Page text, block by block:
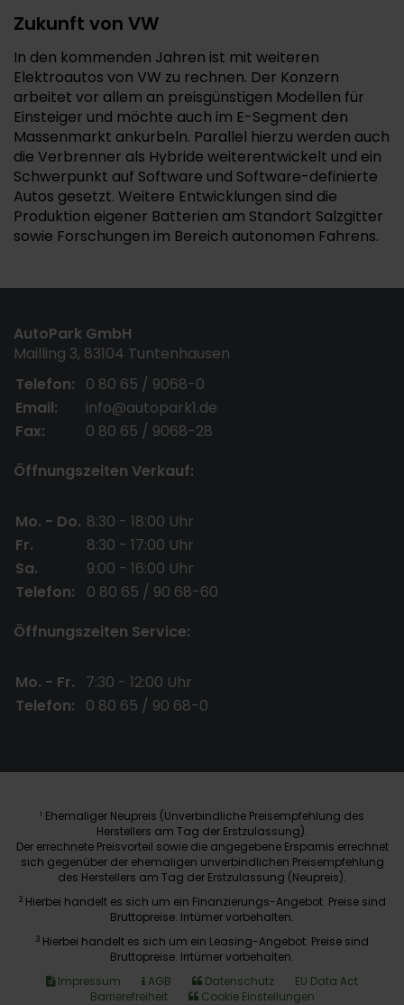
Zukunft von VW
In den kommenden Jahren ist mit weiteren
Elektroautos von VW zu rechnen. Der Konzern
arbeitet vor allem an preisgünstigen Modellen für
Einsteiger und möchte auch im E-Segment den
Massenmarkt ankurbeln. Parallel hierzu werden auch
die Verbrenner als Hybride weiterentwickelt und ein
Schwerpunkt auf Software und Software-definierte
Autos gesetzt. Weitere Entwicklungen sind die
Produktion eigener Batterien am Standort Salzgitter
sowie Forschungen im Bereich autonomen Fahrens.
AutoPark GmbH
Mailling 3, 83104 Tuntenhausen
Telefon:
0 80 65 / 9068-0
Email:
info@autopark1.de
Fax:
0 80 65 / 9068-28
Öffnungszeiten Verkauf:
Mo. - Do. 8:30 - 18:00 Uhr
Fr.
8:30 - 17:00 Uhr
Sa.
9:00 - 16:00 Uhr
Telefon:
0 80 65 / 90 68-60
Öffnungszeiten Service:
Mo. - Fr.
7:30 - 12:00 Uhr
Telefon:
0 80 65 / 90 68-0
1 Ehemaliger Neupreis (Unverbindliche Preisempfehlung des
Herstellers am Tag der Erstzulassung).
Der errechnete Preisvorteil sowie die angegebene Ersparnis errechnet
sich gegenüber der ehemaligen unverbindlichen Preisempfehlung
des Herstellers am Tag der Erstzulassung (Neupreis).
2 Hierbei handelt es sich um ein Finanzierungs-Angebot. Preise sind
Bruttopreise. Irrtümer vorbehalten.
3 Hierbei handelt es sich um ein Leasing-Angebot. Preise sind
Bruttopreise. Irrtümer vorbehalten.
Impressum
AGB Datenschutz
EU Data Act
Barrierefreiheit
Cookie Einstellungen